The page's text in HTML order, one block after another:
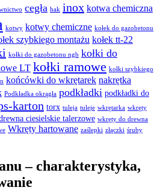
cegła hak inox kotwa chemiczna
kotwy kotwy chemiczne kołek do gazobetonu
szybkiego montażu kołek tt-22
kołki do gazobetonu ngb kołki do
LT kołki ramowe kołki szybkiego
końcówki do wkrętarek nakrętka
Podkładka okrągła podkładki podkładki do
karton torx tuleja tuleje wkrętarka wkręty
ciesielskie talerzowe wkręty do drewna
Wkręty hartowane zaślepki złączki śruby
– charakterystyka,